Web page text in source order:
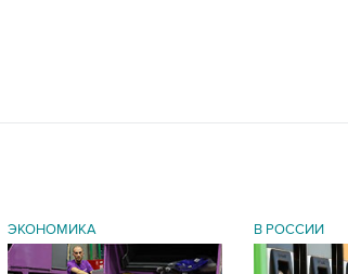
ЭКОНОМИКА В РОССИИ